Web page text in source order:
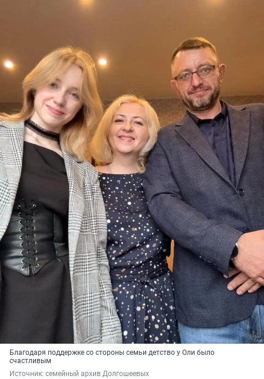
Благодаря поддержке со стороны семьи детство у Оли было
счастливым
Источник: семейный архив Долгошеевых